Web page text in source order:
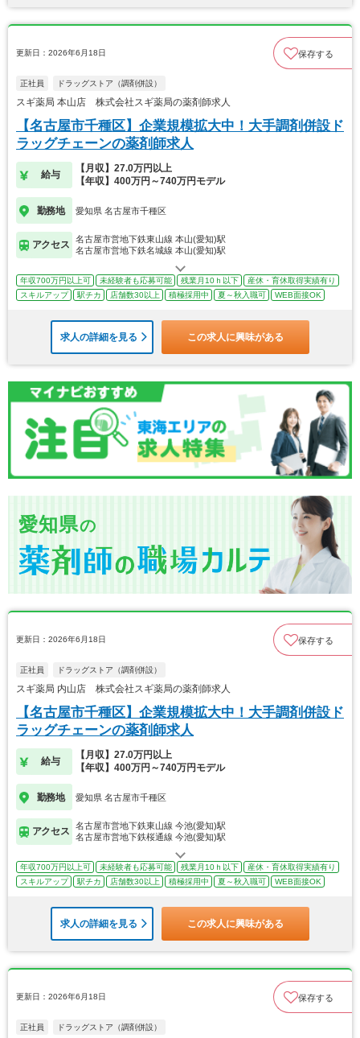
更新日：2026年6月18日 保存する
正社員 ドラッグストア（調剤併設）
スギ薬局 本山店 株式会社スギ薬局の薬剤師求人
【名古屋市千種区】企業規模拡大中！大手調剤併設ド
ラッグチェーンの薬剤師求人
給与
【月収】27.0万円以上
【年収】400万円～740万円モデル
勤務地 愛知県 名古屋市千種区
アクセス
名古屋市営地下鉄東山線 本山(愛知)駅
名古屋市営地下鉄名城線 本山(愛知)駅
年収700万円以上可 未経験者も応募可能 残業月10ｈ以下
産休・育休取得実績有り
スキルアップ
駅チカ 店舗数30以上 積極採用中 夏～秋入職可 WEB面接OK
求人の詳細を見る この求人に興味がある
愛知県の
更新日：2026年6月18日 保存する
正社員 ドラッグストア（調剤併設）
スギ薬局 内山店 株式会社スギ薬局の薬剤師求人
【名古屋市千種区】企業規模拡大中！大手調剤併設ド
ラッグチェーンの薬剤師求人
給与
【月収】27.0万円以上
【年収】400万円～740万円モデル
勤務地 愛知県 名古屋市千種区
アクセス
名古屋市営地下鉄東山線 今池(愛知)駅
名古屋市営地下鉄桜通線 今池(愛知)駅
年収700万円以上可 未経験者も応募可能 残業月10ｈ以下
産休・育休取得実績有り
スキルアップ
駅チカ 店舗数30以上 積極採用中 夏～秋入職可 WEB面接OK
求人の詳細を見る この求人に興味がある
更新日：2026年6月18日 保存する
正社員 ドラッグストア（調剤併設）